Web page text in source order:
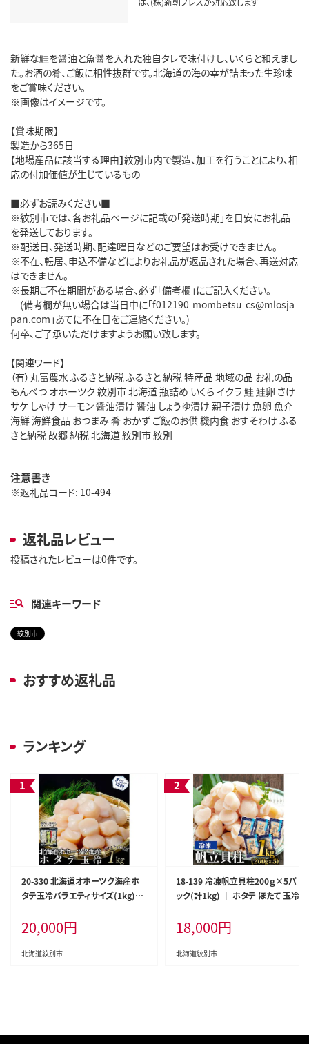
新鮮な鮭を醤油と魚醤を入れた独自タレで味付けし、いくらと和えまし
た。お酒の肴、ご飯に相性抜群です。北海道の海の幸が詰まった生珍味
をご賞味ください。
※画像はイメージです。
【賞味期限】
製造から365日
【地場産品に該当する理由】紋別市内で製造、加工を行うことにより、相
応の付加価値が生じているもの
■必ずお読みください■
※紋別市では、各お礼品ページに記載の「発送時期」を目安にお礼品
を発送しております。
※配送日、発送時期、配達曜日などのご要望はお受けできません。
※不在、転居、申込不備などによりお礼品が返品された場合、再送対応
はできません。
※長期ご不在期間がある場合、必ず「備考欄」にご記入ください。
(備考欄が無い場合は当日中に「f012190-mombetsu-cs@mlosja
pan.com」あてに不在日をご連絡ください。)
何卒、ご了承いただけますようお願い致します。
【関連ワード】
（有）丸富農水 ふるさと納税 ふるさと 納税 特産品 地域の品 お礼の品
もんべつ オホーツク 紋別市 北海道 瓶詰め いくら イクラ 鮭 鮭卵 さけ
サケ しゃけ サーモン 醤油漬け 醤油 しょうゆ漬け 親子漬け 魚卵 魚介
海鮮 海鮮食品 おつまみ 肴 おかず ご飯のお供 機内食 おすそわけ ふる
さと納税 故郷 納税 北海道 紋別市 紋別
注意書き
※返礼品コード: 10-494
返礼品レビュー
投稿されたレビューは0件です。
関連キーワード
紋別市
おすすめ返礼品
ランキング
20-330 北海道オホーツク海産ホ
タテ玉冷バラエティサイズ(1kg)｜
20,000円
北海道紋別市
18-139 冷凍帆立貝柱200ｇ×5パ
ック(計1kg) ｜ ホタテ ほたて 玉冷
18,000円
北海道紋別市